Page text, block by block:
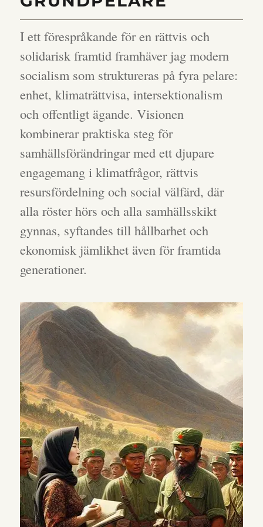
I ett förespråkande för en rättvis och
solidarisk framtid framhäver jag modern
socialism som struktureras på fyra pelare:
enhet, klimaträttvisa, intersektionalism
och offentligt ägande. Visionen
kombinerar praktiska steg för
samhällsförändringar med ett djupare
engagemang i klimatfrågor, rättvis
resursfördelning och social välfärd, där
alla röster hörs och alla samhällsskikt
gynnas, syftandes till hållbarhet och
ekonomisk jämlikhet även för framtida
generationer.